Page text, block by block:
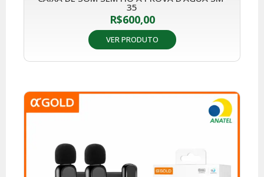
35
R$600,00
VER PRODUTO